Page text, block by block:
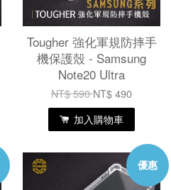
Tougher 強化軍規防摔手
機保護殼 - Samsung
Note20 Ultra
NT$ 590NT$ 490
加入購物車
優惠